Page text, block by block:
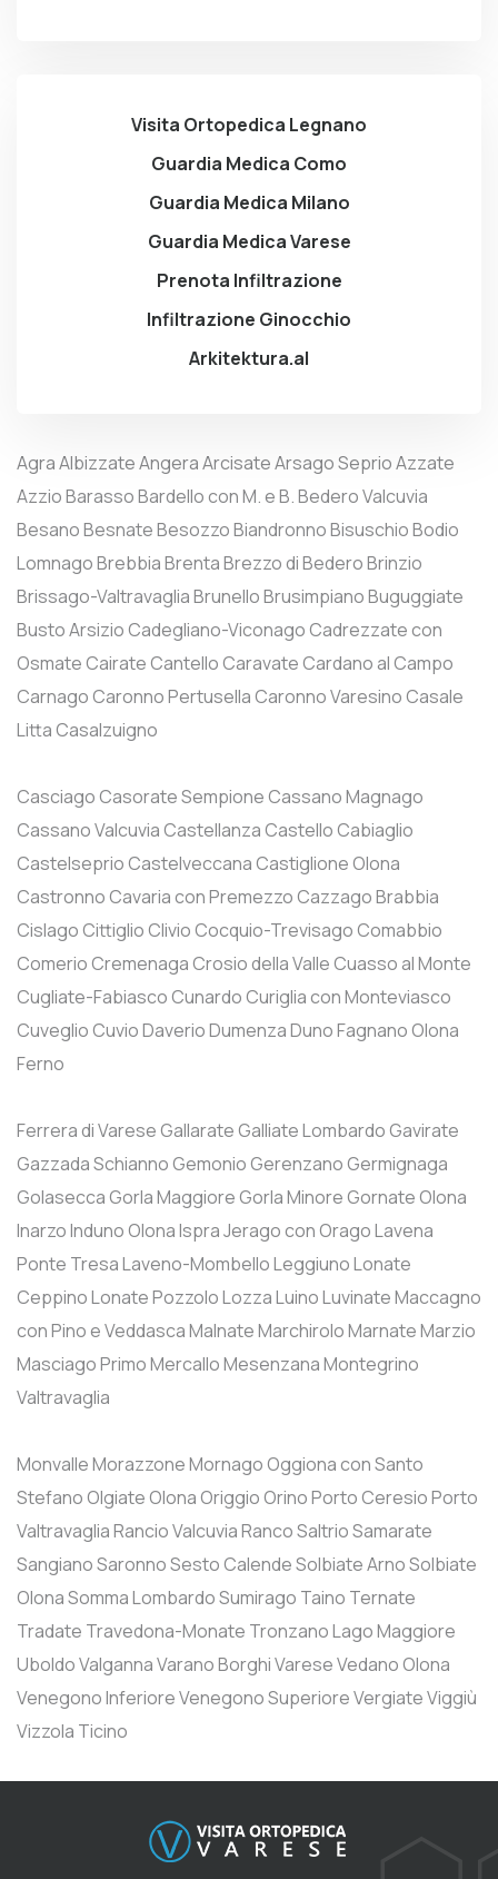
Visita Ortopedica Legnano
Guardia Medica Como
Guardia Medica Milano
Guardia Medica Varese
Prenota Infiltrazione
Infiltrazione Ginocchio
Arkitektura.al
AgraAlbizzateAngeraArcisateArsago SeprioAzzate
AzzioBarassoBardello con M. e B.Bedero Valcuvia
BesanoBesnateBesozzoBiandronnoBisuschioBodio
LomnagoBrebbiaBrentaBrezzo di BederoBrinzio
Brissago-ValtravagliaBrunelloBrusimpianoBuguggiate
Busto Arsizio Cadegliano-Viconago Cadrezzate con
Osmate Cairate Cantello Caravate Cardano al Campo
Carnago Caronno Pertusella Caronno Varesino Casale
Litta Casalzuigno
Casciago Casorate Sempione Cassano Magnago
Cassano Valcuvia Castellanza Castello Cabiaglio
Castelseprio Castelveccana Castiglione Olona
Castronno Cavaria con Premezzo Cazzago Brabbia
Cislago Cittiglio Clivio Cocquio-Trevisago Comabbio
Comerio Cremenaga Crosio della Valle Cuasso al Monte
Cugliate-Fabiasco Cunardo Curiglia con Monteviasco
Cuveglio CuvioDaverioDumenzaDunoFagnano Olona
Ferno
Ferrera di Varese Gallarate Galliate Lombardo Gavirate
Gazzada Schianno Gemonio Gerenzano Germignaga
Golasecca Gorla Maggiore Gorla Minore Gornate Olona
InarzoInduno OlonaIspraJerago con OragoLavena
Ponte TresaLaveno-MombelloLeggiunoLonate
CeppinoLonate PozzoloLozzaLuinoLuvinateMaccagno
con Pino e VeddascaMalnateMarchiroloMarnateMarzio
Masciago PrimoMercalloMesenzanaMontegrino
Valtravaglia
MonvalleMorazzoneMornago Oggiona con Santo
Stefano Olgiate Olona Origgio OrinoPorto CeresioPorto
ValtravagliaRancio ValcuviaRancoSaltrioSamarate
SangianoSaronnoSesto CalendeSolbiate ArnoSolbiate
OlonaSomma LombardoSumirago Taino Ternate
Tradate Travedona-Monate Tronzano Lago Maggiore
UboldoValgannaVarano BorghiVareseVedano Olona
Venegono InferioreVenegono SuperioreVergiateViggiù
Vizzola Ticino